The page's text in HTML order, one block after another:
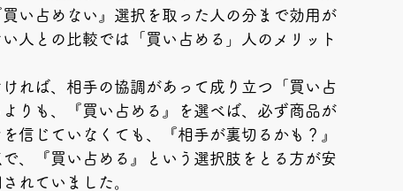
い占めない』選択を取った人の分まで効用が
人との比較では「買い占める」人のメリット
れば、相手の協調があって成り立つ「買い占
りも、『買い占める』を選べば、必ず商品が
信じていなくても、『相手が裏切るかも？』
、『買い占める』という選択肢をとる方が安
れていました。